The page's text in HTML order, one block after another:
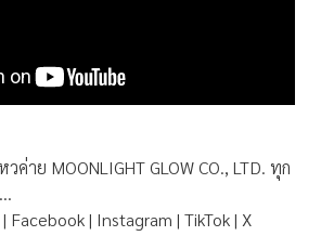
ค่าย MOONLIGHT GLOW CO., LTD. ทุก
Facebook | Instagram | TikTok | X